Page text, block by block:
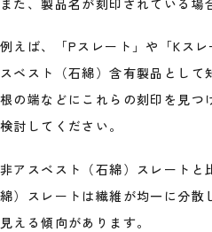
また、製品名が刻印されている場
例えば、「Pスレート」や「Kス
スベスト（石綿）含有製品として
根の端などにこれらの刻印を見つ
検討してください。
非アスベスト（石綿）スレートと
綿）スレートは繊維が均一に分散
見える傾向があります。